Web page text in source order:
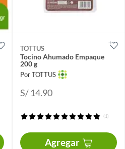
TOTTUS
Tocino Ahumado Empaque
200 g
Por TOTTUS
S/ 14.90
(1)
Agregar